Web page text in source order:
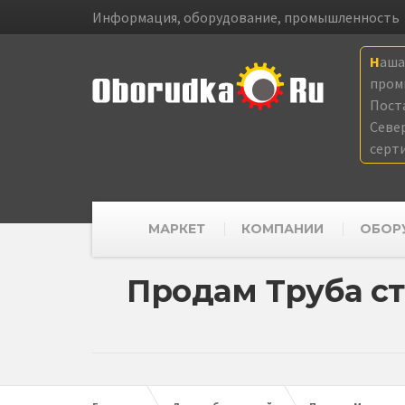
Информация, оборудование, промышленность
МАРКЕТ КОМПАНИИ
Продам Труба